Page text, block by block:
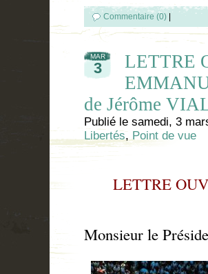
Commentaire (0) |
MAR
3
LETTRE
de Jérôme
Publié le samedi, 3
Libertés, Point de vue
LETTRE
Monsieur le